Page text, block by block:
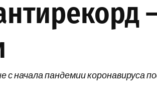
начала пандемии коронавируса